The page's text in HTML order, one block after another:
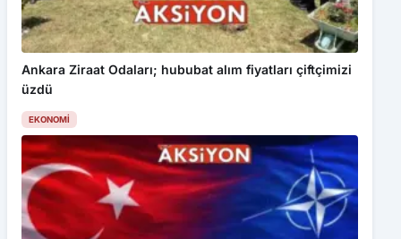
Ankara Ziraat Odaları; hububat alım fiyatları çiftçimizi
üzdü
EKONOMI